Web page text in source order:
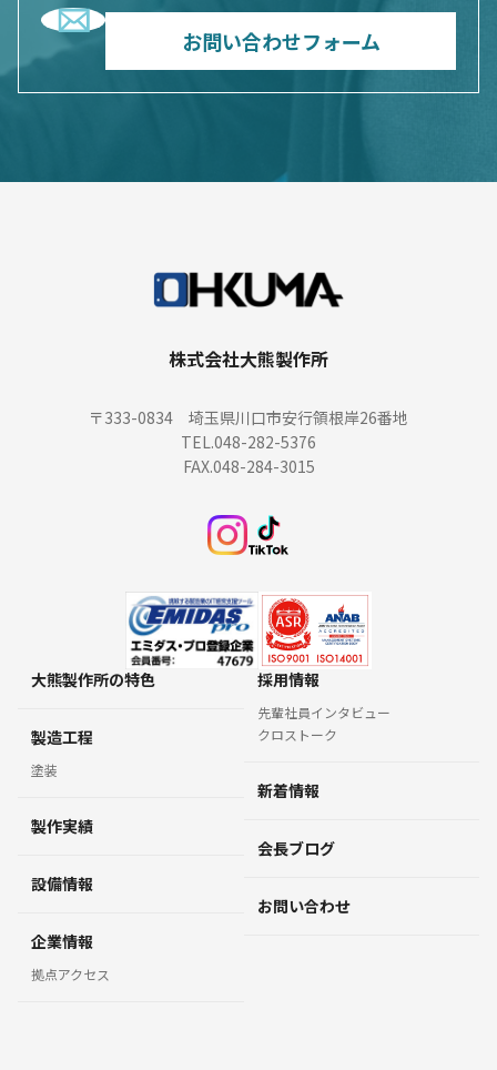
お問い合わせフォーム
株式会社大熊製作所
〒333-0834 埼玉県川口市安行領根岸26番地
TEL.048-282-5376
FAX.048-284-3015
大熊製作所の特色
製造工程
塗装
製作実績
設備情報
企業情報
拠点アクセス
採用情報
先輩社員インタビュー
クロストーク
新着情報
会長ブログ
お問い合わせ